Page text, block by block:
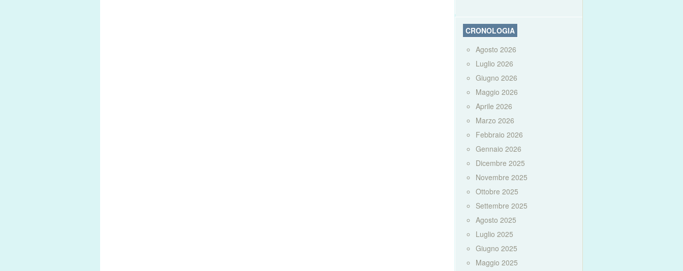
CRONOLOGIA
Agosto 2026
Luglio 2026
Giugno 2026
Maggio 2026
Aprile 2026
Marzo 2026
Febbraio 2026
Gennaio 2026
Dicembre 2025
Novembre 2025
Ottobre 2025
Settembre 2025
Agosto 2025
Luglio 2025
Giugno 2025
Maggio 2025